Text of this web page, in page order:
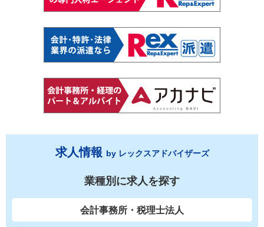
求人情報 by レックスアドバイザーズ
業種別に求人を探す
会計事務所・税理士法人